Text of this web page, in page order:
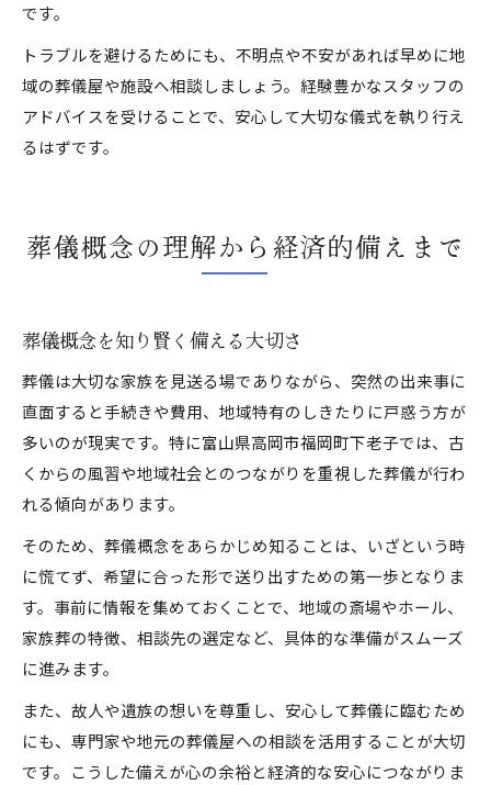
です。
トラブルを避けるためにも、不明点や不安があれば早めに地
域の葬儀屋や施設へ相談しましょう。経験豊かなスタッフの
アドバイスを受けることで、安心して大切な儀式を執り行え
るはずです。
葬儀概念の理解から経済的備えまで
葬儀概念を知り賢く備える大切さ
葬儀は大切な家族を見送る場でありながら、突然の出来事に
直面すると手続きや費用、地域特有のしきたりに戸惑う方が
多いのが現実です。特に富山県高岡市福岡町下老子では、古
くからの風習や地域社会とのつながりを重視した葬儀が行わ
れる傾向があります。
そのため、葬儀概念をあらかじめ知ることは、いざという時
に慌てず、希望に合った形で送り出すための第一歩となりま
す。事前に情報を集めておくことで、地域の斎場やホール、
家族葬の特徴、相談先の選定など、具体的な準備がスムーズ
に進みます。
また、故人や遺族の想いを尊重し、安心して葬儀に臨むため
にも、専門家や地元の葬儀屋への相談を活用することが大切
です。こうした備えが心の余裕と経済的な安心につながりま